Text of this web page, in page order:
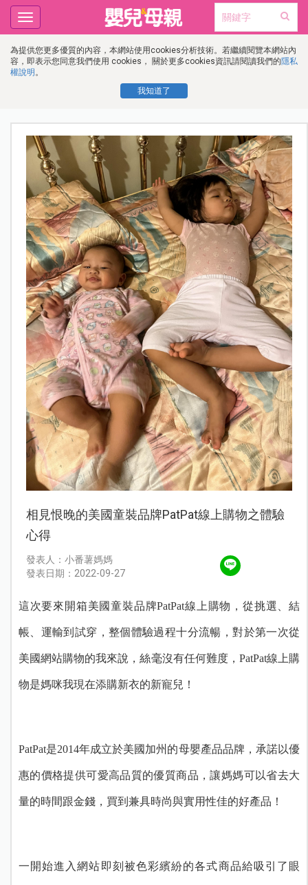
為提供您更多優質的內容，本網站使用cookies分析技術。若繼續閱覽本網站內
容，即表示您同意我們使用 cookies， 關於更多cookies資訊請閱讀我們的隱私
權說明 。
我知道了
Toggle
navigation
相見恨晚的美國童裝品牌PatPat線上購物之體驗
心得
發表人：小番薯媽媽
發表日期：2022-09-27
這次要來開箱美國童裝品牌PatPat線上購物，從挑選、結
帳、運輸到試穿，整個體驗過程十分流暢，對於第一次從
美國網站購物的我來說，絲毫沒有任何難度，PatPat線上購
物是媽咪我現在添購新衣的新寵兒！
PatPat是2014年成立於美國加州的母嬰產品品牌，承諾以優
惠的價格提供可愛高品質的優質商品，讓媽媽可以省去大
量的時間跟金錢，買到兼具時尚與實用性佳的好產品！
一開始進入網站即刻被色彩繽紛的各式商品給吸引了眼